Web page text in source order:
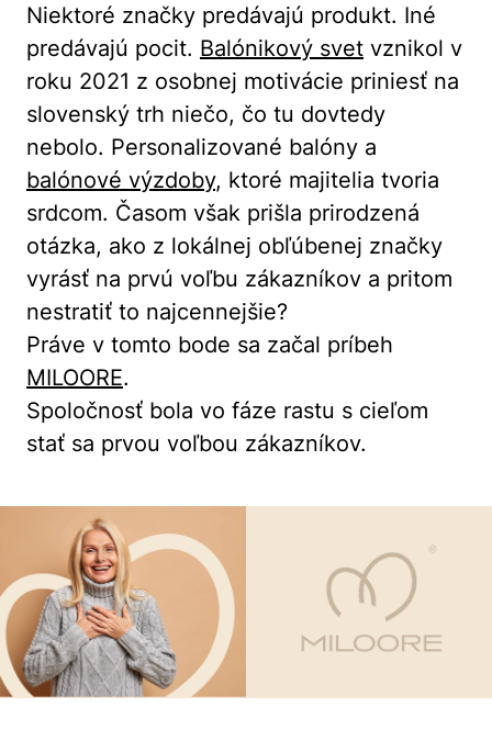
Niektoré značky predávajú produkt. Iné
predávajú pocit. Balónikový svet vznikol v
roku 2021 z osobnej motivácie priniesť na
slovenský trh niečo, čo tu dovtedy
nebolo. Personalizované balóny a
balónové výzdoby, ktoré majitelia tvoria
srdcom. Časom však prišla prirodzená
otázka, ako z lokálnej obľúbenej značky
vyrásť na prvú voľbu zákazníkov a pritom
nestratiť to najcennejšie?
Práve v tomto bode sa začal príbeh
MILOORE.
Spoločnosť bola vo fáze rastu s cieľom
stať sa prvou voľbou zákazníkov.